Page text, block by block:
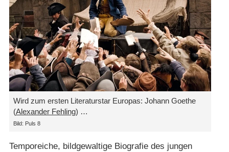
Wird zum ersten Literaturstar Europas: Johann Goethe
(Alexander Fehling) …
Bild: Puls 8
Temporeiche, bildgewaltige Biografie des jungen